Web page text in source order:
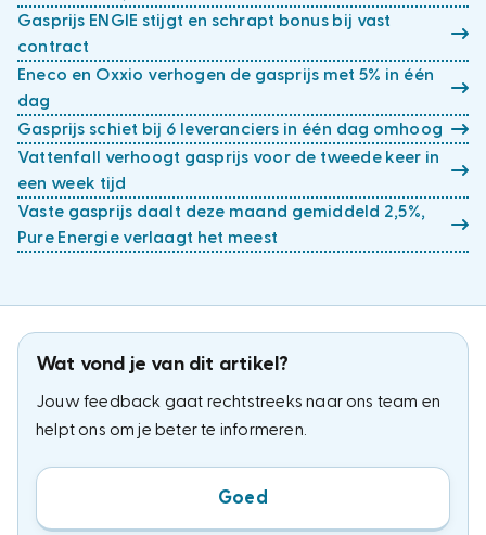
Gasprijs ENGIE stijgt en schrapt bonus bij vast
contract
Eneco en Oxxio verhogen de gasprijs met 5% in één
dag
Gasprijs schiet bij 6 leveranciers in één dag omhoog
Vattenfall verhoogt gasprijs voor de tweede keer in
een week tijd
Vaste gasprijs daalt deze maand gemiddeld 2,5%,
Pure Energie verlaagt het meest
Wat vond je van dit artikel?
Jouw feedback gaat rechtstreeks naar ons team en
helpt ons om je beter te informeren.
Goed